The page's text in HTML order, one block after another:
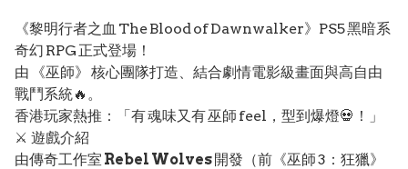
《黎明行者之血 The Blood of Dawnwalker》PS5 黑暗系
奇幻 RPG 正式登場！
由 《巫師》 核心團隊打造、結合劇情電影級畫面與高自由
戰鬥系統🔥。
香港玩家熱推：「有 魂味又有 巫師 feel，型到爆燈💀！」
⚔️ 遊戲介紹
由傳奇工作室 Rebel Wolves開發（前《巫師 3：狂獵》